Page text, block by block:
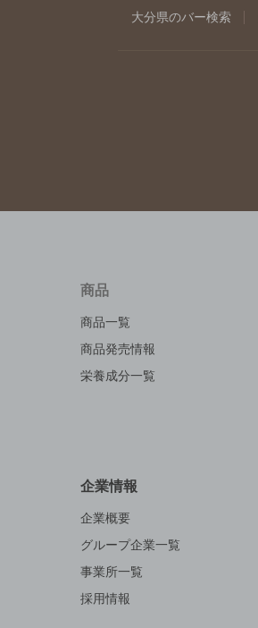
大分県のバー検索
商品
商品一覧
商品発売情報
栄養成分一覧
企業情報
企業概要
グループ企業一覧
事業所一覧
採用情報